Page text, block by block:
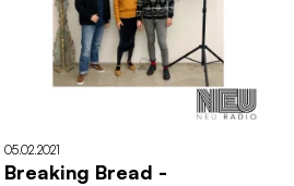
05.02.2021
Breaking Bread -